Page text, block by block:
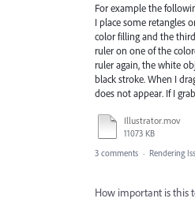
For example the
I place some retangles
color filling and the
ruler on one of the
ruler again, the white
black stroke. When I
does not appear. If I
Illustrator.mov
11073 KB
3 comments · Rendering
How important is this